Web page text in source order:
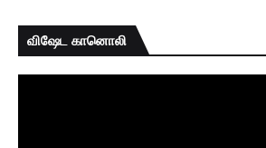
விஷேட கானொலி